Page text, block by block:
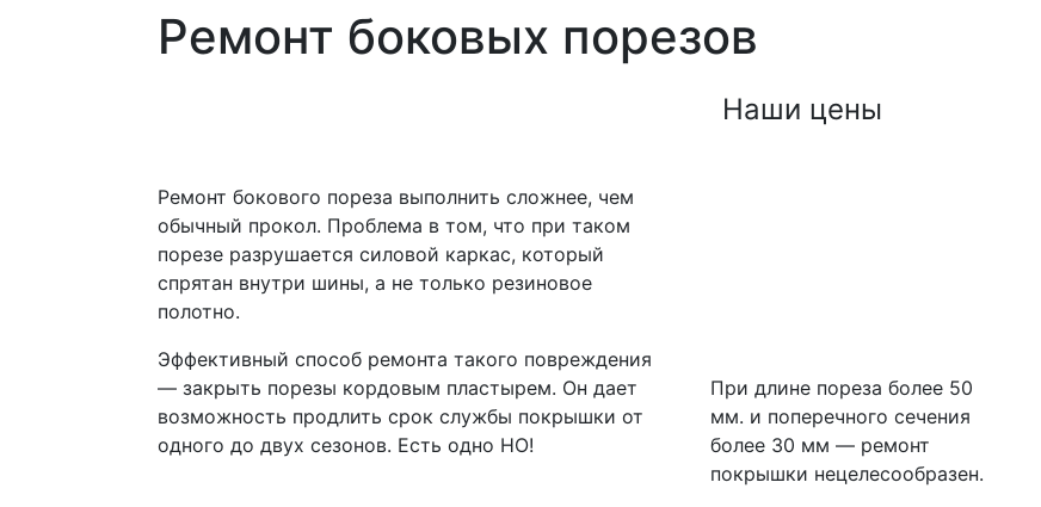
Ремонт боковых порезов
Наши цены
Ремонт бокового пореза выполнить сложнее, чем
обычный прокол. Проблема в том, что при таком
порезе разрушается силовой каркас, который
спрятан внутри шины, а не только резиновое
полотно.
Эффективный способ ремонта такого повреждения
— закрыть порезы кордовым пластырем. Он дает
возможность продлить срок службы покрышки от
одного до двух сезонов. Есть одно НО!
При длине пореза более 50
мм. и поперечного сечения
более 30 мм — ремонт
покрышки нецелесообразен.